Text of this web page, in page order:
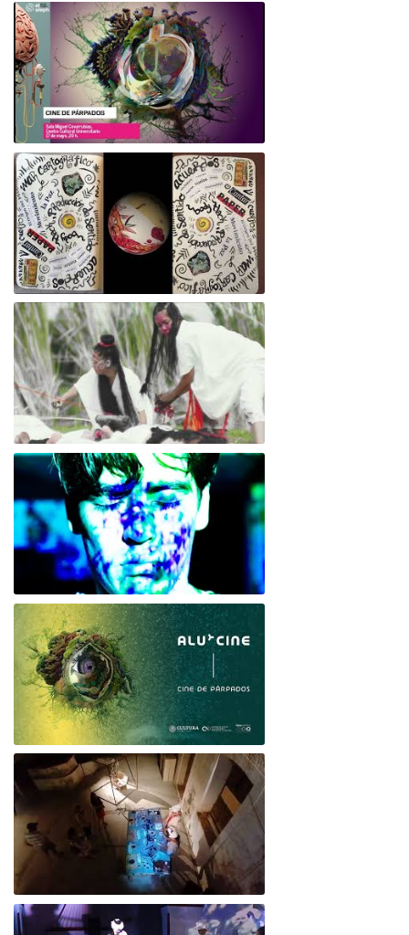
Alu*Cine o Cine de Párpados -Festival
Aleph mayo 2024
Teaser Alu*Cine o Cine de Párpados -
Festival Aleph mayo 2024
Empatía 6/ Amena Onírica
ORIGENESIS
Alu*Cine o Cine de Párpados
Alu*Cine teaser 2024
Performance Evocaciones de Bacalú